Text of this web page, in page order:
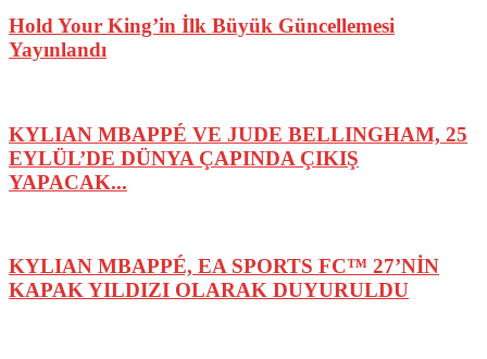
Hold Your King’in İlk Büyük Güncellemesi
Yayınlandı
KYLIAN MBAPPÉ VE JUDE BELLINGHAM, 25
EYLÜL’DE DÜNYA ÇAPINDA ÇIKIŞ
YAPACAK...
KYLIAN MBAPPÉ, EA SPORTS FC™ 27’NİN
KAPAK YILDIZI OLARAK DUYURULDU